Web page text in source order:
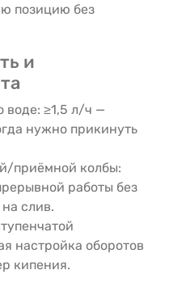
позицию без
и
воде: ≥1,5 л/ч —
нужно прикинуть
приёмной колбы:
работы без
слив.
настройка оборотов
кипения.